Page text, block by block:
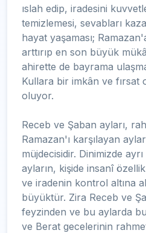
ıslah edip, iradesini
temizlemesi, sevabları
hayat yaşaması;
arttırıp en son büyük
ahirette de bayrama
Kullara bir imkân ve fırsat
oluyor.
Receb ve Şaban ayları,
Ramazan'ı karşılayan
müjdecisidir. Dinimizde
ayların, kişide insanî
ve iradenin kontrol altına
büyüktür. Zira Receb ve
feyzinden ve bu aylarda
ve Berat gecelerinin